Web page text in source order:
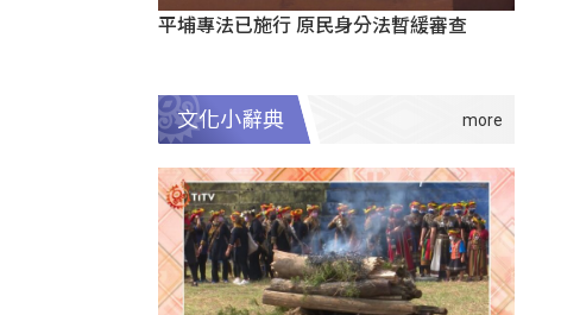
平埔專法已施行 原民身分法暫緩審查
文化小辭典